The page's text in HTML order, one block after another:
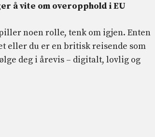
å vite om overopphold i EU
noen rolle, tenk om igjen. Enten
eller du er en britisk reisende som
deg i årevis – digitalt, lovlig og